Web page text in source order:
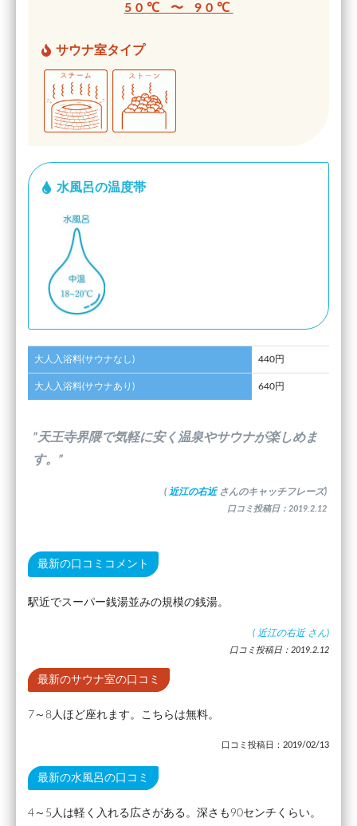
50℃ 〜 90℃
サウナ室タイプ
水風呂の温度帯
大人入浴料(サウナなし) 440円
大人入浴料(サウナあり) 640円
”天王寺界隈で気軽に安く温泉やサウナが楽しめま
す。”
( 近江の右近 さんのキャッチフレーズ)
口コミ投稿日：2019.2.12
最新の口コミコメント
駅近でスーパー銭湯並みの規模の銭湯。
( 近江の右近 さん)
口コミ投稿日：2019.2.12
最新のサウナ室の口コミ
7～8人ほど座れます。こちらは無料。
口コミ投稿日：2019/02/13
最新の水風呂の口コミ
4～5人は軽く入れる広さがある。深さも90センチくらい。